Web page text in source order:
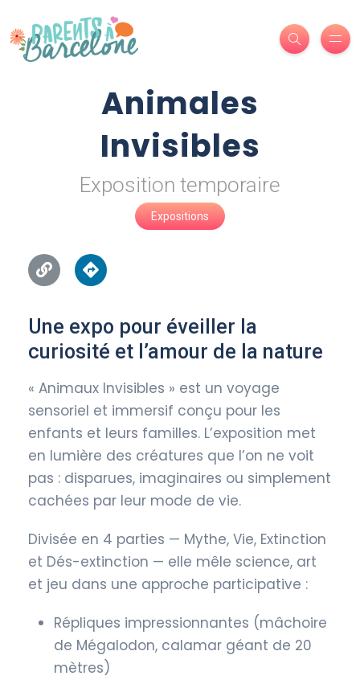
Animales
Invisibles
Exposition temporaire
Expositions
Une expo pour éveiller la
curiosité et l’amour de la nature
« Animaux Invisibles » est un voyage
sensoriel et immersif conçu pour les
enfants et leurs familles. L’exposition met
en lumière des créatures que l’on ne voit
pas : disparues, imaginaires ou simplement
cachées par leur mode de vie.
Divisée en 4 parties — Mythe, Vie, Extinction
et Dés-extinction — elle mêle science, art
et jeu dans une approche participative :
Répliques impressionnantes (mâchoire
de Mégalodon, calamar géant de 20
mètres)